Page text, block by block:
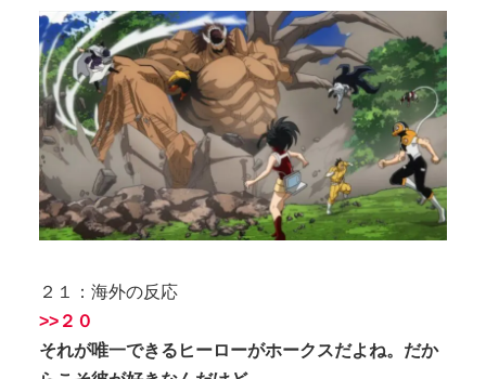
２１：海外の反応
>>２０
それが唯一できるヒーローがホークスだよね。だか